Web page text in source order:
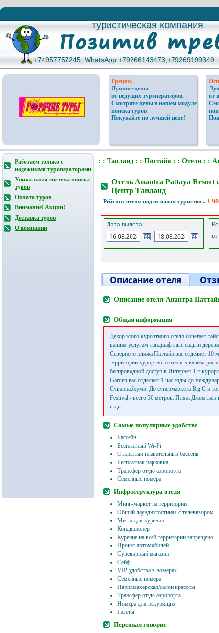
туристическая компания
туристическая компания
+74957757245, WhatsApp +79266143473,+79269199349
+74957757245, WhatsApp +79266143473,+79269199349
Греция.
Лучшие цены
от ведущих туроператоров.
Смотрите цены в нашем модуле
поиска туров
Покупайте по лучшей цене!
от
Работаем только с
надежными туроператорами
Уникальная система поиска
туров
Оплата туров
Внимание! Акции!
Доставка туров
О компании
: : Таиланд : : Паттайя : : Отели : :
Отель Anantra Pattaya Resort
Центр Таиланд
Рейтинг отеля под отзывам туристов -
Дата вылета:
от
Описание отеля
Описание отеля Анантра
Общая информация
Декор этого курортного отеля сочетает
вашим услугам ландшафтные сады и
Северного пляжа Паттайи вас отделяет 10
территории курортного отеля в вашем
беспроводной доступ в Интернет. От
Garden вас отделяет 1 час езды до
Суварнабхуми. До супермаркета Big C и
Festival - всего 30 метров. Пляж Джомтьен
езды.
Самые популярные удобства
Бассейн
Бесплатный Wi-Fi
Открытый плавательный бассейн
Бесплатная парковка
Трансфер от/до аэропорта
Семейные номера
Инфраструктура отеля
Мини-маркет на территории
Общий лаундж/гостиная с телевизором
Места для курения
Кондиционер
Курение на всей территории запрещено
Прокат автомобилей
Сувенирный магазин
Сейф
VIP-удобства в номерах
Семейные номера
Парикмахерская/салон красоты
Трансфер от/до аэропорта
Номера для некурящих
Газеты
Персонал говорит